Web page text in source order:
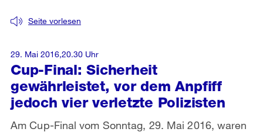
Cup-Final: Sicherheit
gewährleistet, vor dem Anpfiff
jedoch vier verletzte Polizisten
Seite vorlesen
Am Cup-Final vom Sonntag, 29. Mai 2016, waren
29. Mai 2016,20.30 Uhr